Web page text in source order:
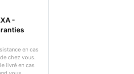
-
en cas
chez vous.
livré en cas